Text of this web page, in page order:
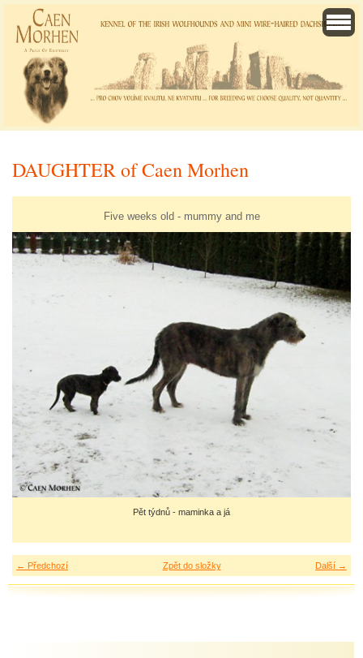
DAUGHTER of Caen Morhen
Five weeks old - mummy and me
Pět týdnů - maminka a já
← Předchozí Další →
Zpět do složky